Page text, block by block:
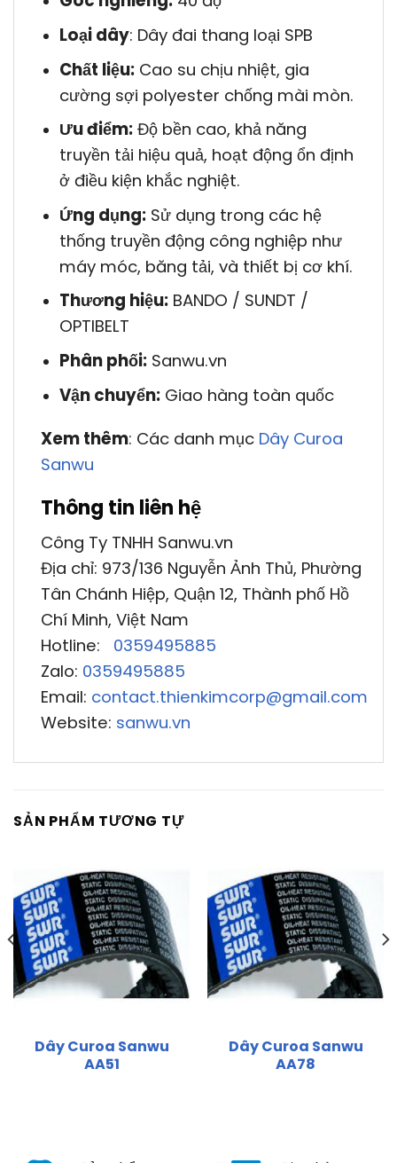
Loại dây: Dây đai thang loại SPB
Chất liệu:Cao su chịu nhiệt, gia
cường sợi polyester chống mài mòn.
Ưu điểm:Độ bền cao, khả năng
truyền tải hiệu quả, hoạt động ổn định
ở điều kiện khắc nghiệt.
Ứng dụng:Sử dụng trong các hệ
thống truyền động công nghiệp như
máy móc, băng tải, và thiết bị cơ khí.
Thương hiệu:BANDO / SUNDT /
OPTIBELT
Phân phối:Sanwu.vn
Vận chuyển:Giao hàng toàn quốc
Xem thêm: Các danh mục Dây Curoa
Sanwu
Thông tin liên hệ
Công Ty TNHH Sanwu.vn
Địa chỉ: 973/136 Nguyễn Ảnh Thủ, Phường
Tân Chánh Hiệp, Quận 12, Thành phố Hồ
Chí Minh, Việt Nam
Hotline: 0359495885
Zalo: 0359495885
Email: contact.thienkimcorp@gmail.com
Website: sanwu.vn
SẢN PHẨM TƯƠNG TỰ
Dây Curoa Sanwu
AA51
Dây Curoa Sanwu
AA78